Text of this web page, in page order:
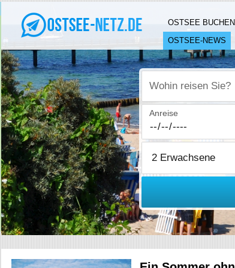
OSTSEE BUCHEN
OSTSEE-NEWS
Wohin reisen Sie?
Anreise